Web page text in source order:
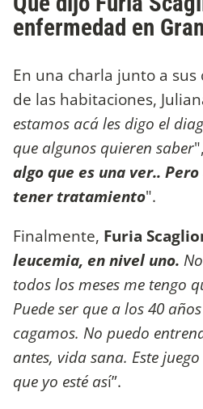
enfermedad en
En una charla junto a
de las habitaciones,
estamos acá les digo el
que algunos quieren saber
algo que es una ver..
tener tratamiento".
Finalmente, Furia
leucemia, en nivel uno.
todos los meses me tengo
Puede ser que a los 40
cagamos. No puedo
antes, vida sana. Este
que yo esté así”.